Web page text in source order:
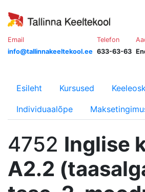
Email
info@tallinnakeeltekool.ee
Telefon
633-63-63
Esileht Kursused
Individuaalõpe
4752 Inglise
A2.2